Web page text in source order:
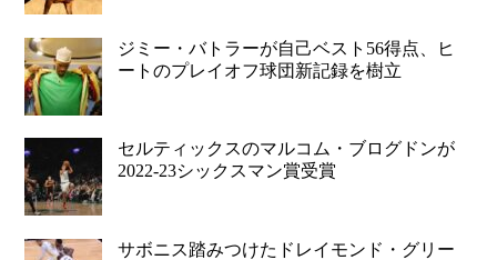
ジミー・バトラーが自己ベスト56得点、ヒ
ートのプレイオフ球団新記録を樹立
セルティックスのマルコム・ブログドンが
2022-23シックスマン賞受賞
サボニス踏みつけたドレイモンド・グリー